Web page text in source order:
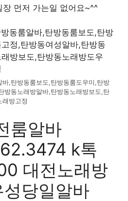
장 먼저 가는일 없어요~^^
,탄방동룸보도,탄방동룸도우미,탄방
방동노래방알바,탄방동노래방보도,탄
래방고정
룸알바
k톡
대전노래방
성당일알바